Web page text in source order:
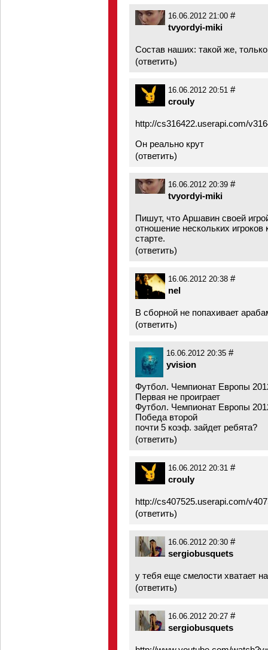
16.06.2012 21:00 #
tvyordyi-miki
Состав наших: такой же,
(ответить)
16.06.2012 20:51 #
crouly
http://cs316422.userapi.com/
Он реально крут
(ответить)
16.06.2012 20:39 #
tvyordyi-miki
Пишут, что Аршавин своей
отношение нескольких
старте.
(ответить)
16.06.2012 20:38 #
nel
В сборной не попахивает
(ответить)
16.06.2012 20:35 #
yvision
Футбол. Чемпионат Европы
Первая не проиграет
Футбол. Чемпионат Европы
Победа второй
почти 5 коэф. зайдет ребята?
(ответить)
16.06.2012 20:31 #
crouly
http://cs407525.userapi.com/
(ответить)
16.06.2012 20:30 #
sergiobusquets
у тебя еще смелости хватает
(ответить)
16.06.2012 20:27 #
sergiobusquets